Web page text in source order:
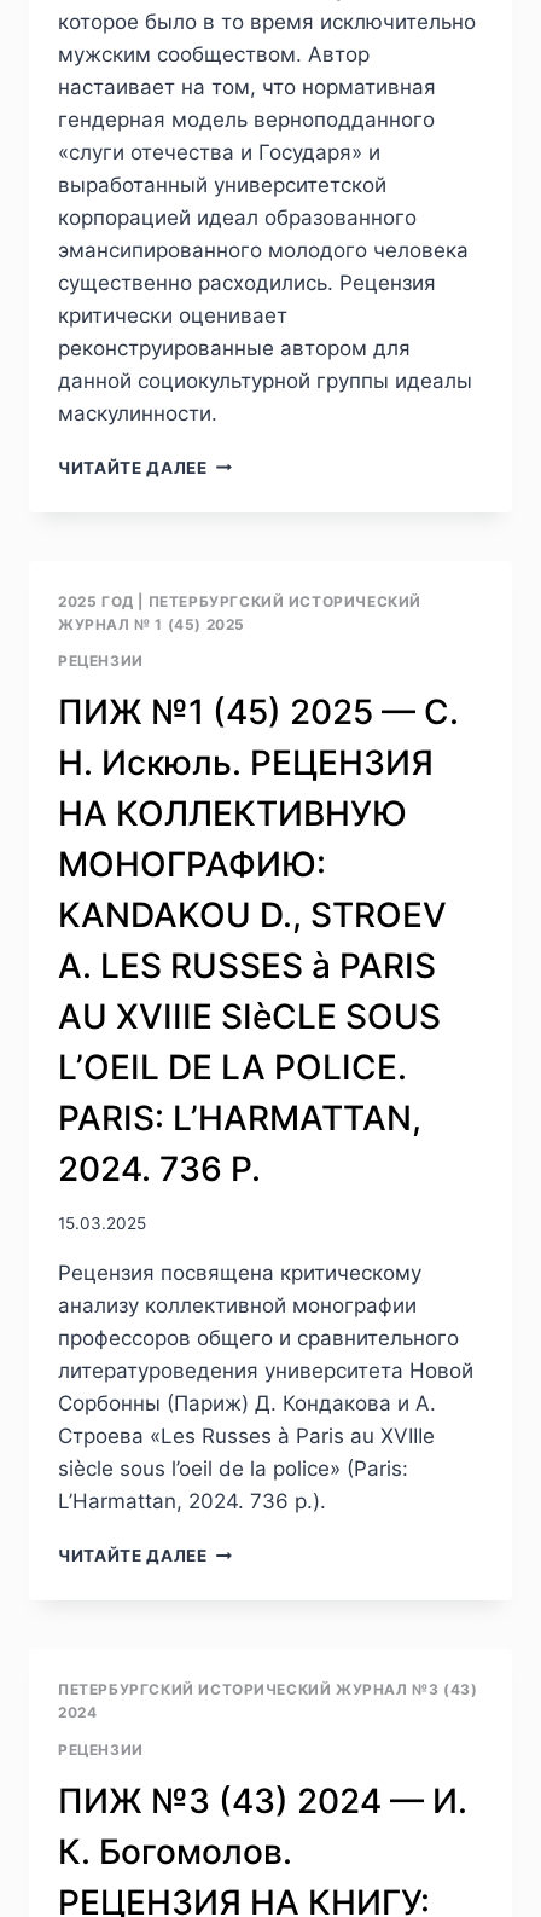
которое было в то время исключительно
мужским сообществом. Автор
настаивает на том, что нормативная
гендерная модель верноподданного
«слуги отечества и Государя» и
выработанный университетской
корпорацией идеал образованного
эмансипированного молодого человека
существенно расходились. Рецензия
критически оценивает
реконструированные автором для
данной социокультурной группы идеалы
маскулинности.
ЧИТАЙТЕ ДАЛЕЕПИЖ
Н.
КАЗАКОВА.
КОРПОРАНТЫ,
ПОДДАННЫЕ.
НА
ФРИДМАН
МАСКУЛИННОСТЬ,
И
УНИВЕРСИТЕТ,
1863
ПЕР.
ПРОЦЕНКО.
БОСТОН
CПБ.:
ACADEMIC
STUDIES
PRESS
БИБЛИОРОССИКА,
2024.
С.
2025 ГОД
ПЕТЕРБУРГСКИЙ ИСТОРИЧЕСКИЙ
ЖУРНАЛ № 1 (45) 2025
РЕЦЕНЗИИ
ПИЖ №1 (45) 2025 — С.
Н. Искюль. РЕЦЕНЗИЯ
НА КОЛЛЕКТИВНУЮ
МОНОГРАФИЮ:
KANDAKOU D., STROEV
A. LES RUSSES à PARIS
AU XVIIIE SIèCLE SOUS
L’OEIL DE LA POLICE.
PARIS: L’HARMATTAN,
2024. 736 P.
15.03.2025
Рецензия посвящена критическому
анализу коллективной монографии
профессоров общего и сравнительного
литературоведения университета Новой
Сорбонны (Париж) Д. Кондакова и А.
Строева «Les Russes à Paris au XVIIIe
siècle sous l’oeil de la police» (Paris:
L’Harmattan, 2024. 736 p.).
ЧИТАЙТЕ ДАЛЕЕПИЖ
КОЛЛЕКТИВНУЮ
KANDAKOU
STROEV
ПЕТЕРБУРГСКИЙ ИСТОРИЧЕСКИЙ ЖУРНАЛ №3 (43)
2024
РЕЦЕНЗИИ
ПИЖ №3 (43) 2024 — И.
К. Богомолов.
РЕЦЕНЗИЯ НА КНИГУ: